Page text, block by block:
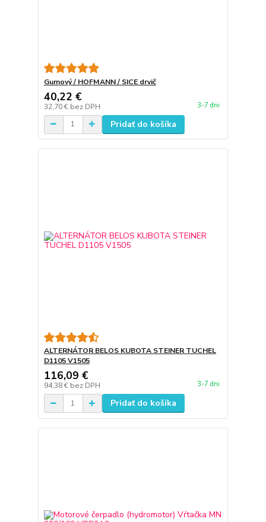
Gumový / HOFMANN / SICE drvič
40,22 €
32,70 € bez DPH 3-7 dni
Pridať do košíka
ALTERNÁTOR BELOS KUBOTA STEINER TUCHEL
D1105 V1505
116,09 €
94,38 € bez DPH 3-7 dni
Pridať do košíka